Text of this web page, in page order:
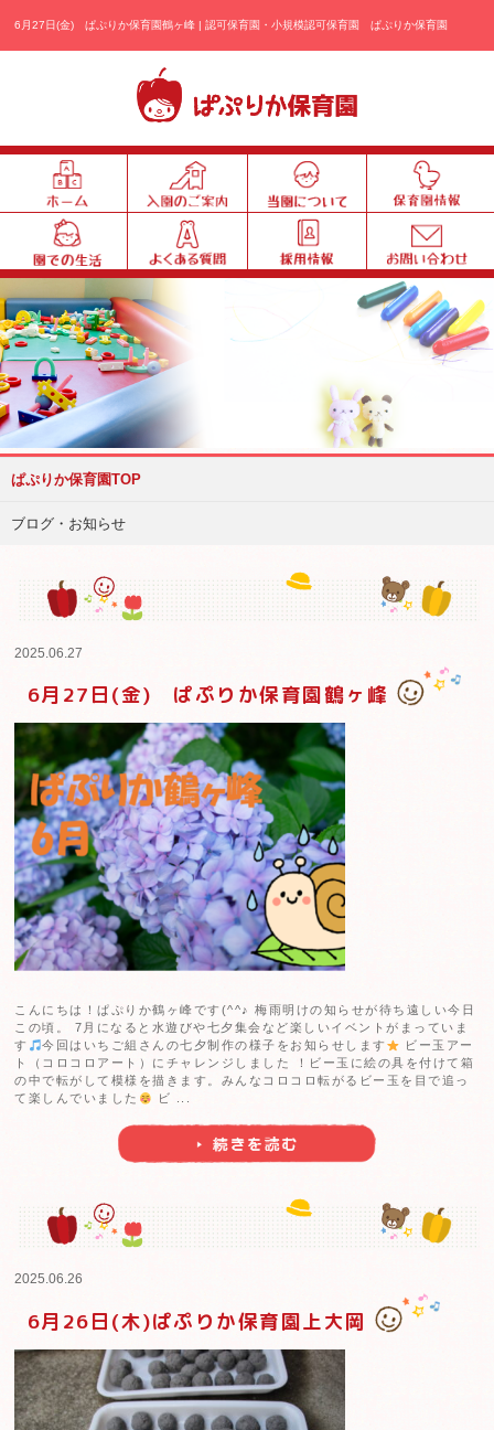
6月27日(金) ぱぷりか保育園鶴ヶ峰 | 認可保育園・小規模認可保育園
ホ
ム
入
の
当
園
に
つ
い
園
で
の
生
活
採
用
ブログ・お知らせ
ぱぷりか保育園TOP
ブログ・お知らせ
2025.06.27
6月27日(金) ぱぷりか保育園鶴ヶ
こんにちは！ぱぷりか鶴ヶ峰です(^^♪ 梅雨明けの知らせ
この頃。 7月になると水遊びや七夕集会など楽しいイベ
す
今回はいちご組さんの七夕制作の様子をお知らせし
ト（コロコロアート）にチャレンジしました ！ビー玉に